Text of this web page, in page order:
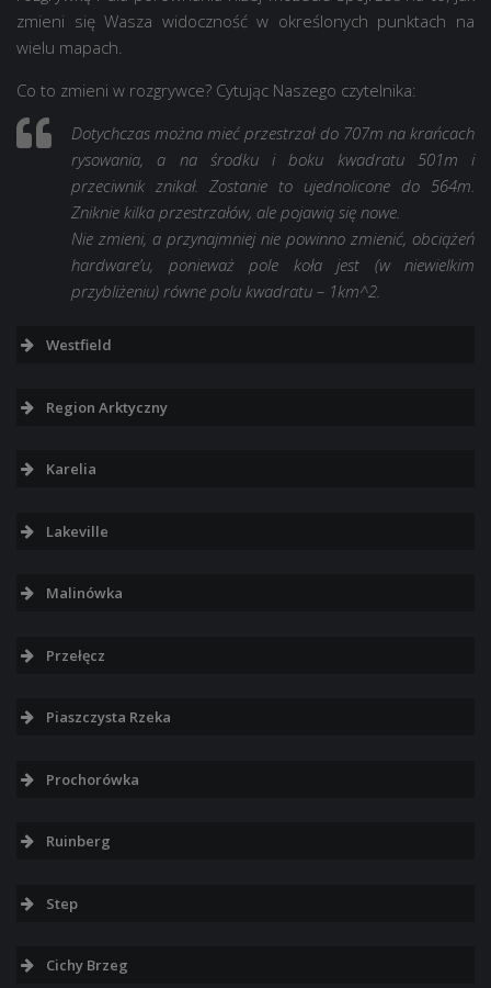
zmieni się Wasza widoczność w określonych punktach na
wielu mapach.
Co to zmieni w rozgrywce? Cytując Naszego czytelnika:
Dotychczas można mieć przestrzał do 707m na krańcach
rysowania, a na środku i boku kwadratu 501m i
przeciwnik znikał. Zostanie to ujednolicone do 564m.
Zniknie kilka przestrzałów, ale pojawią się nowe.
Nie zmieni, a przynajmniej nie powinno zmienić, obciążeń
hardware’u, ponieważ pole koła jest (w niewielkim
przybliżeniu) równe polu kwadratu – 1km^2.
Westfield
Region Arktyczny
Karelia
Lakeville
Malinówka
Przełęcz
Piaszczysta Rzeka
Prochorówka
Ruinberg
Step
Cichy Brzeg